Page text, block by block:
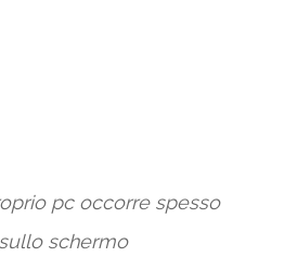
pc occorre spesso
schermo